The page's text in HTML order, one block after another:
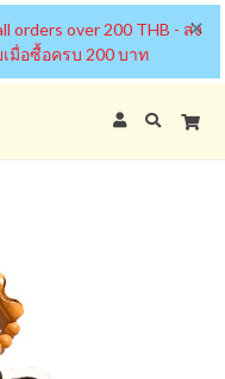
orders over 200 THB - ส่ง
มื่อซื้อครบ 200 บาท
×